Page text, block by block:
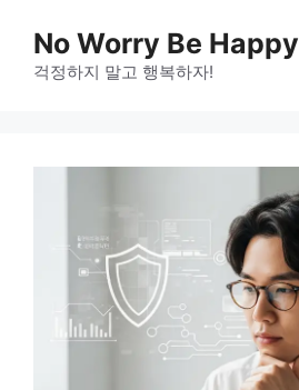
content
No Worry Be Happy
걱정하지 말고 행복하자!